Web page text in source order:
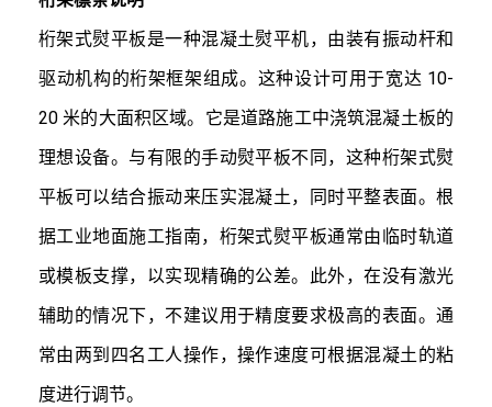
桁架式熨平板是一种混凝土熨平机，由装有振动杆和
驱动机构的桁架框架组成。这种设计可用于宽达 10-
20 米的大面积区域。它是道路施工中浇筑混凝土板的
理想设备。与有限的手动熨平板不同，这种桁架式熨
平板可以结合振动来压实混凝土，同时平整表面。根
据工业地面施工指南，桁架式熨平板通常由临时轨道
或模板支撑，以实现精确的公差。此外，在没有激光
辅助的情况下，不建议用于精度要求极高的表面。通
常由两到四名工人操作，操作速度可根据混凝土的粘
度进行调节。